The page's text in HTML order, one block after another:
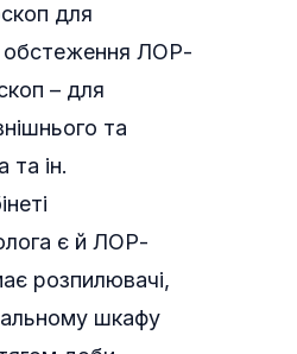
для
обстеження ЛОР-
– для
та
та ін.
є й ЛОР-
розпилювачі,
шкафу